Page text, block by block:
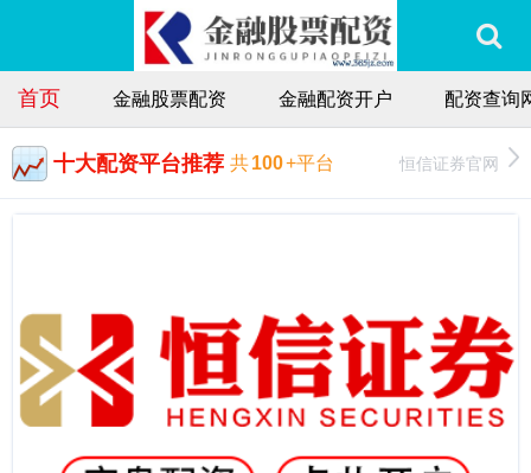
首页 金融股票配资 金融配资开户 配资查询
十大配资平台推荐 共100+平台 恒信证券官网